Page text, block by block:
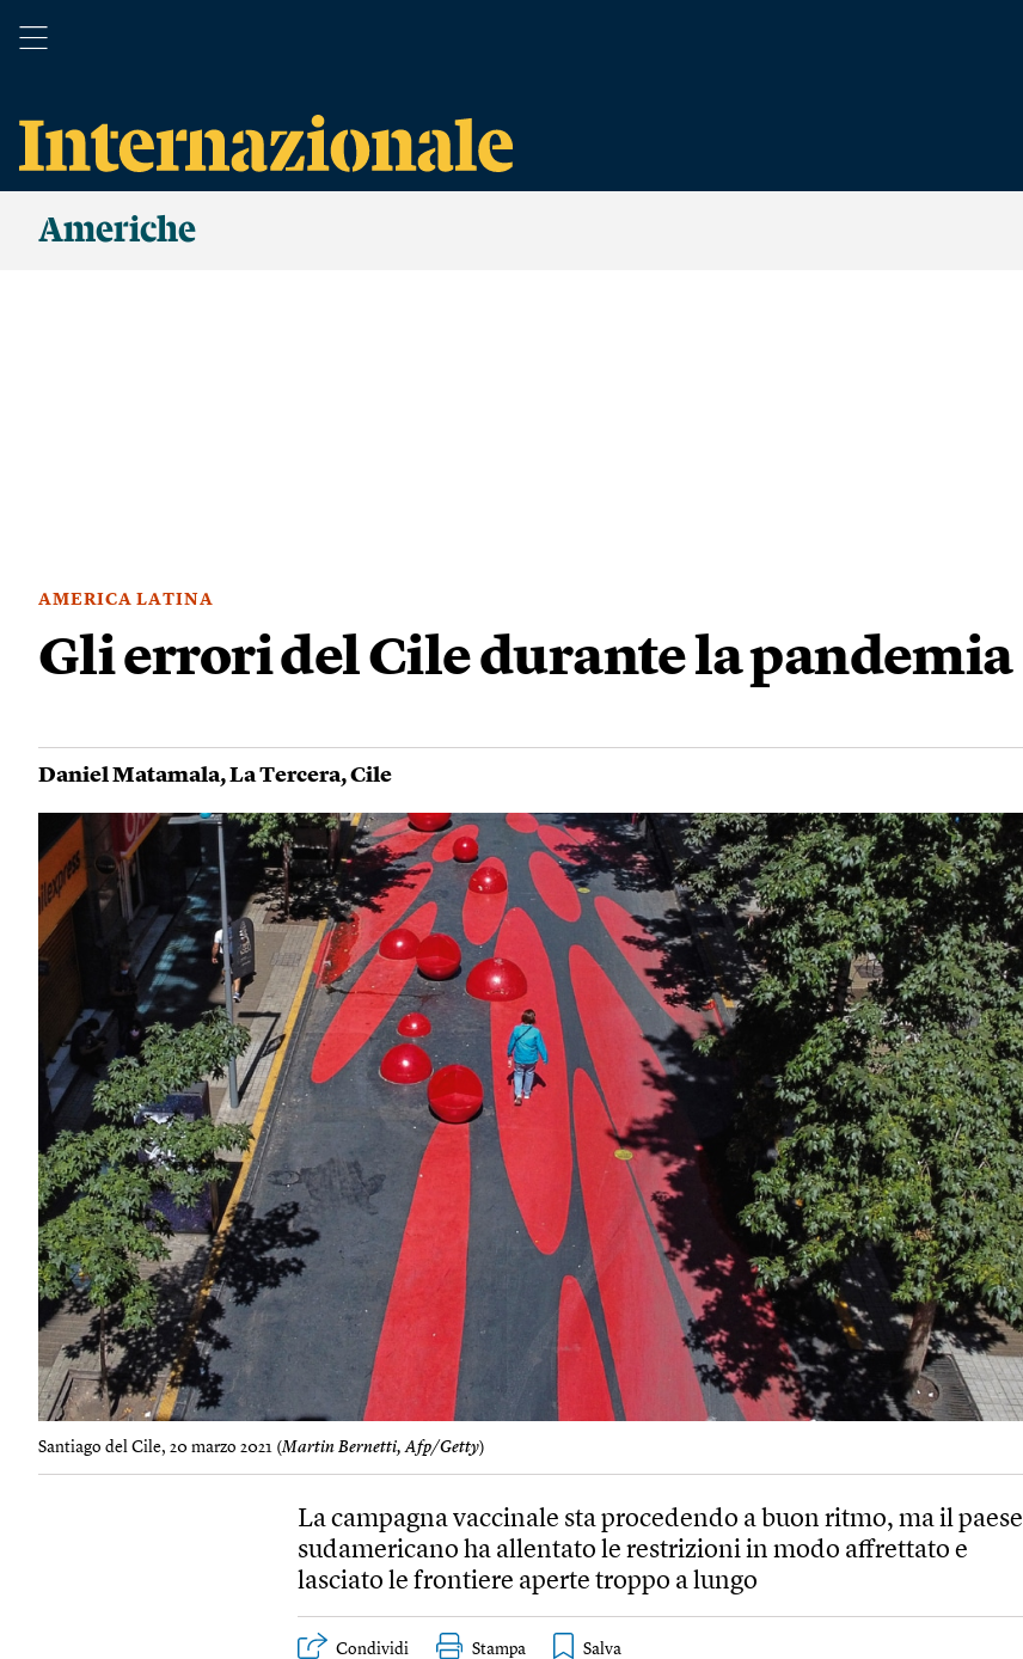
Americhe
AMERICA LATINA
Gli errori del Cile durante la pandemia
Daniel Matamala,La Tercera,Cile
Santiago del Cile, 20 marzo 2021 (Martin Bernetti, Afp/Getty)
La campagna vaccinale sta procedendo a buon ritmo, ma il paese
sudamericano ha allentato le restrizioni in modo affrettato e
lasciato le frontiere aperte troppo a lungo
Condividi Stampa